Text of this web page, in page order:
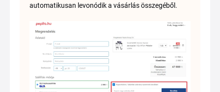
automatikusan levonódik a vásárlás összegéből.